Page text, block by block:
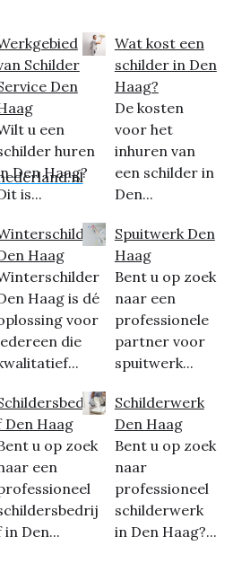
Schilder
Den
u een
huren
Den Haag?
is...
Haag
Haag is dé
voor
die
Den Haag
u op zoek
een
in Den...
Wat kost een
schilder in Den
Haag?
De kosten
voor het
inhuren van
een schilder in
Den...
Spuitwerk Den
Haag
Bent u op zoek
naar een
professionele
partner voor
spuitwerk...
Schilderwerk
Den Haag
Bent u op zoek
naar
professioneel
schilderwerk
in Den Haag?...